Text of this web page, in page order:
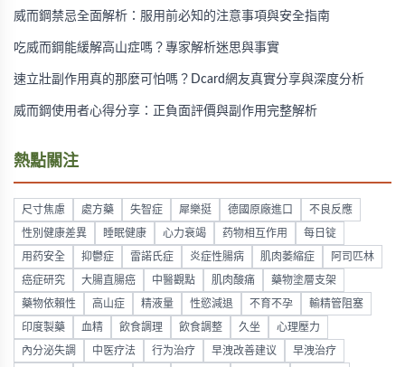
威而鋼禁忌全面解析：服用前必知的注意事項與安全指南
吃威而鋼能緩解高山症嗎？專家解析迷思與事實
速立壯副作用真的那麼可怕嗎？Dcard網友真實分享與深度分析
威而鋼使用者心得分享：正負面評價與副作用完整解析
熱點關注
尺寸焦慮 處方藥 失智症 犀樂挺 德國原廠進口 不良反應
性別健康差異 睡眠健康 心力衰竭 药物相互作用 每日锭
用药安全 抑鬱症 雷諾氏症 炎症性腸病 肌肉萎縮症 阿司匹林
癌症研究 大腸直腸癌 中醫觀點 肌肉酸痛 藥物塗層支架
藥物依賴性 高山症 精液量 性慾減退 不育不孕 輸精管阻塞
印度製藥 血精 飲食調理 飲食調整 久坐 心理壓力
內分泌失調 中医疗法 行为治疗 早洩改善建议 早洩治疗